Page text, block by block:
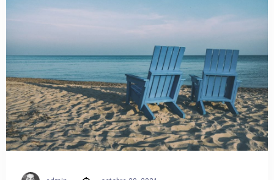
Pas de check-out
Invités:
1